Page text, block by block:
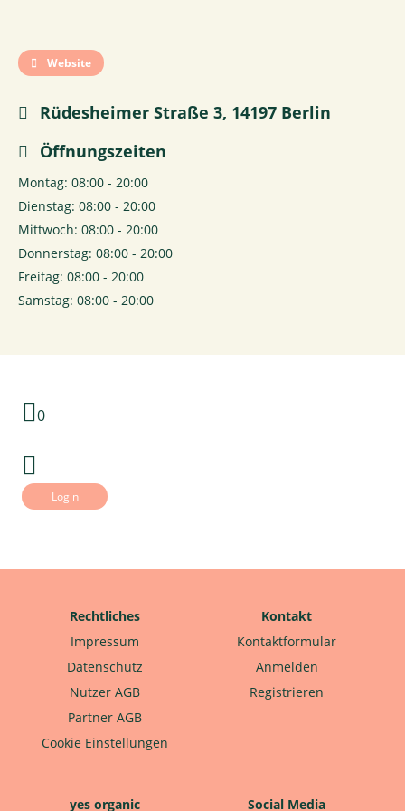
Website
Rüdesheimer Straße 3, 14197 Berlin
Öffnungszeiten
Montag: 08:00 - 20:00
Dienstag: 08:00 - 20:00
Mittwoch: 08:00 - 20:00
Donnerstag: 08:00 - 20:00
Freitag: 08:00 - 20:00
Samstag: 08:00 - 20:00
0
Login
Rechtliches
Impressum
Datenschutz
Nutzer AGB
Partner AGB
Cookie Einstellungen
Kontakt
Kontaktformular
Anmelden
Registrieren
yes organic Social Media